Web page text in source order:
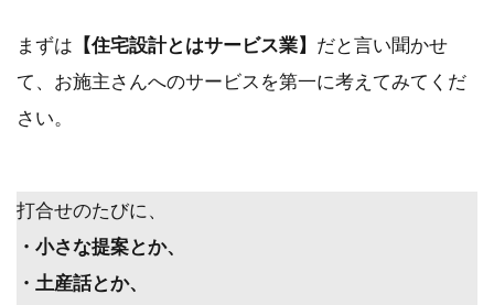
まずは 【住宅設計とはサービス業】 だと言い聞かせ
て、お施主さんへのサービスを第一に考えてみてくだ
さい。
打合せのたびに、
・小さな提案とか、
・土産話とか、